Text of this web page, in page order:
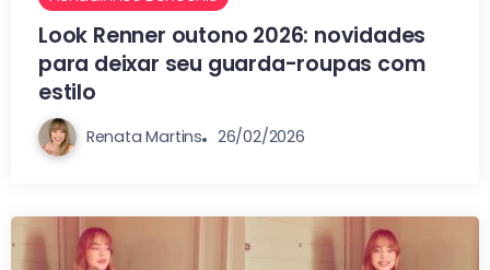
Look Renner outono 2026: novidades
para deixar seu guarda-roupas com
estilo
Renata Martins 26/02/2026